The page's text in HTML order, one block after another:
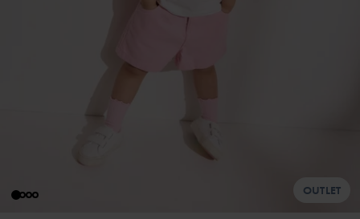
OUTLET